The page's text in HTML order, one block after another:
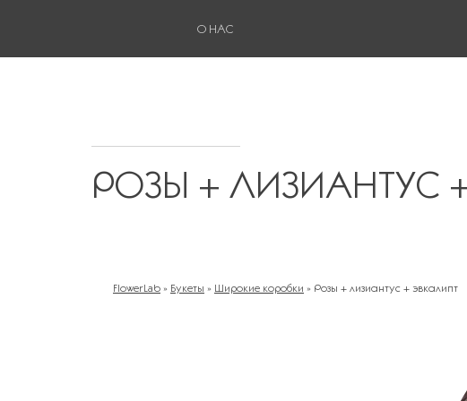
О НАС
РОЗЫ + ЛИЗИАНТУС
FlowerLab » Букеты » Широкие коробки » Розы + лизиантус + эвкалипт